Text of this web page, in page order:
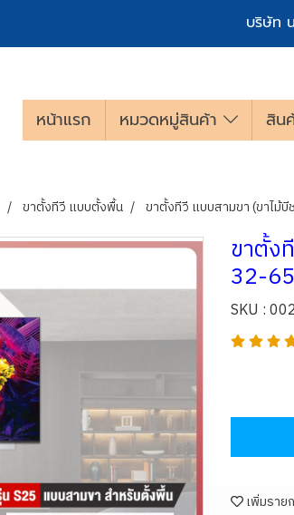
บริษัท
หน้าแรก หมวดหมู่สินค้า สิน
ขาตั้งทีวี แบบตั้งพื้น ขาตั้งทีวี แบบสามขา (ขาไม้
ขาตั้ง
32-
SKU :
เพิ่มราย